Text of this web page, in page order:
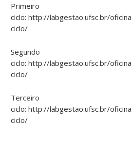
Primeiro
ciclo: http://labgestao.ufsc.br/
ciclo/
Segundo
ciclo: http://labgestao.ufsc.br/
ciclo/
Terceiro
ciclo: http://labgestao.ufsc.br/
ciclo/